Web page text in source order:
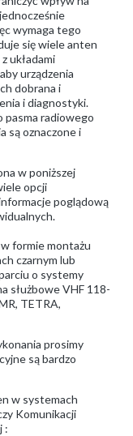
wymaga tego
się wiele anten
układami
urządzenia
dobrana i
i diagnostyki.
pasma radiowego
są oznaczone i
w poniższej
opcji
poglądową
formie montażu
czarnym lub
o systemy
służbowe VHF 118-
TETRA,
prosimy
są bardzo
w systemach
Komunikacji
: